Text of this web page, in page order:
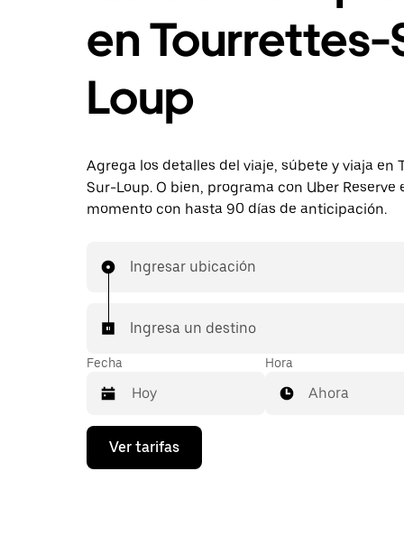
en Tourrettes-
Loup
Agrega los detalles del viaje, súbete y viaja en
Sur-Loup. O bien, programa con Uber Reserve
momento con hasta 90 días de anticipación.
Ingresar ubicación
Ingresa un destino
Fecha
Presiona
flecha
Hora
Ahora
Ver tarifas